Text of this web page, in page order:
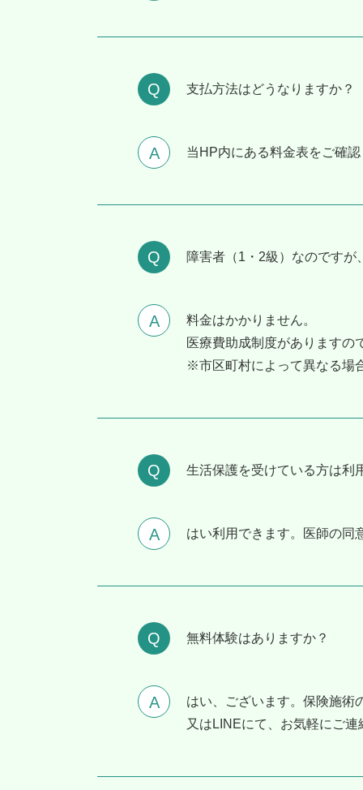
⽀払⽅法はどうなりますか？
当HP内にある料金表をご確
障害者（1・2級）なのですが
料金はかかりません。
医療費助成制度がありますの
※市区町村によって異なる場
⽣活保護を受けている⽅は利
はい利用できます。医師の同
無料体験はありますか？
はい、ございます。保険施術
又はLINEにて、お気軽にご連